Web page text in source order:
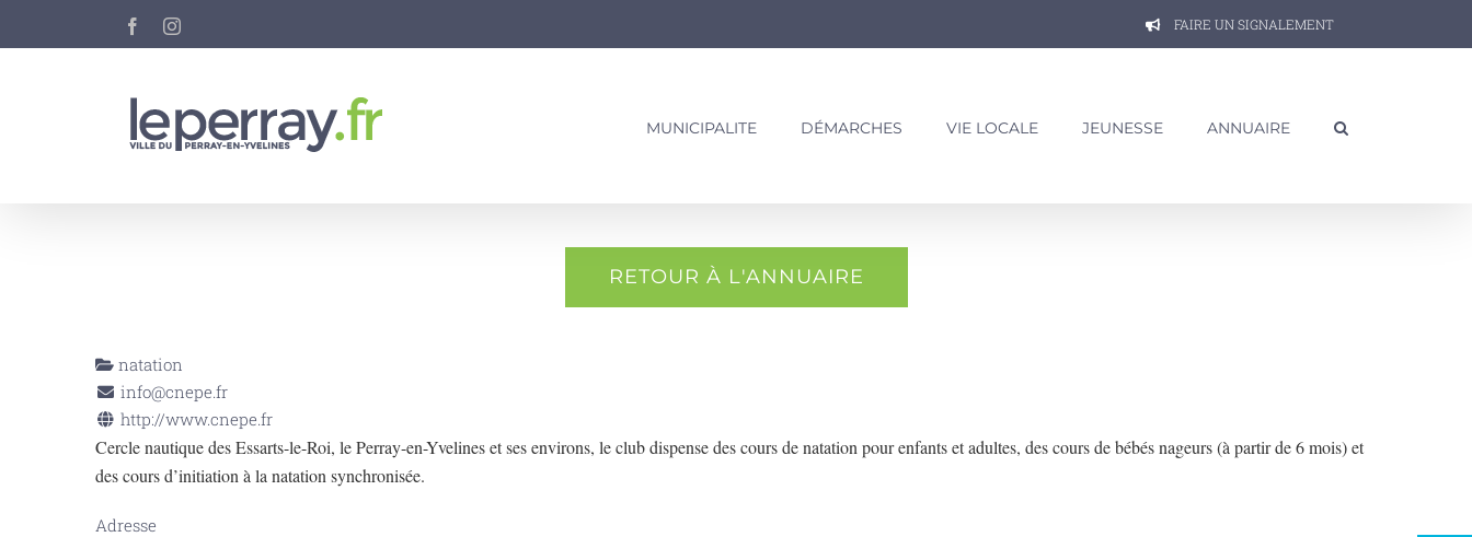
FacebookInstagram FAIRE UN SIGNALEMENT
MUNICIPALITE DÉMARCHES VIE LOCALE JEUNESSE ANNUAIRE
RETOUR À L'ANNUAIRE
natation
info@cnepe.fr
http://www.cnepe.fr
Cercle nautique des Essarts-le-Roi, le Perray-en-Yvelines et ses environs, le club dispense des cours de natation pour enfants et adultes, des cours de bébés nageurs (à partir de 6 mois) et
des cours d’initiation à la natation synchronisée.
Adresse